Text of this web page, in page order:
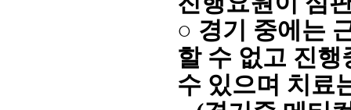
○ 경기 중에는
할 수 없고 진
수 있으며 치료